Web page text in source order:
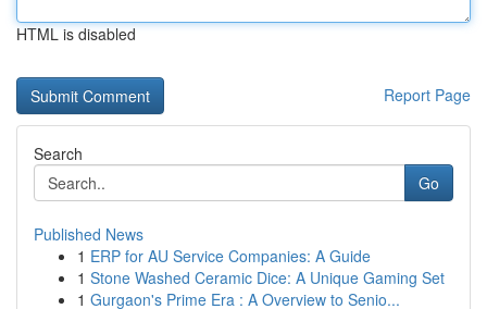
HTML is disabled
Report Page
Search
Go
Published News
1 ERP for AU Service Companies: A Guide
1 Stone Washed Ceramic Dice: A Unique Gaming Set
1 Gurgaon's Prime Era : A Overview to Senio...